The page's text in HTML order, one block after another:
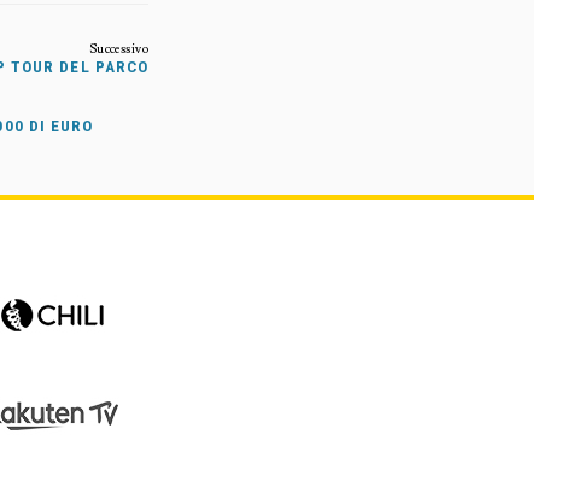
DEL PARCO
DI EURO